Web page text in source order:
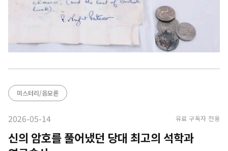
미스터리/음모론
2026-05-14 유료 구독자 전용
신의 암호를 풀어냈던 당대 최고의 석학과